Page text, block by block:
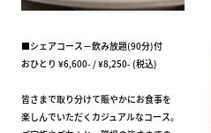
■シェアコース－飲み放題(90分)付
おひとり ¥6,600- / ¥8,250- (税込)
皆さまで取り分けて賑やかにお食事を
楽しんでいただくカジュアルなコース。